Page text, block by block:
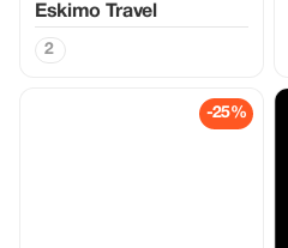
Eskimo Travel
2
-25%